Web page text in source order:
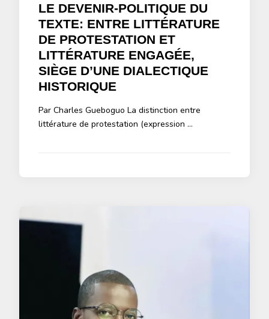
LE DEVENIR-POLITIQUE DU
TEXTE: ENTRE LITTÉRATURE
DE PROTESTATION ET
LITTÉRATURE ENGAGÉE,
SIÈGE D’UNE DIALECTIQUE
HISTORIQUE
Par Charles Gueboguo La distinction entre
littérature de protestation (expression …